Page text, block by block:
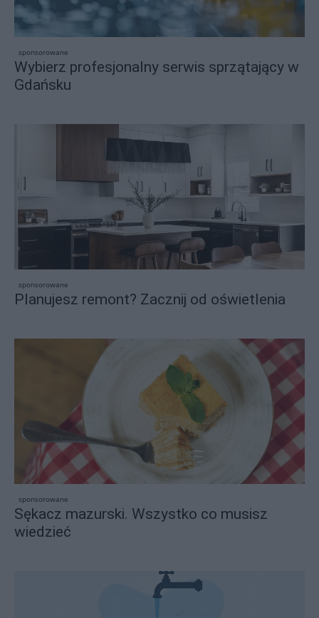
sponsorowane
Wybierz profesjonalny serwis sprzątający w
Gdańsku
sponsorowane
Planujesz remont? Zacznij od oświetlenia
sponsorowane
Sękacz mazurski. Wszystko co musisz
wiedzieć